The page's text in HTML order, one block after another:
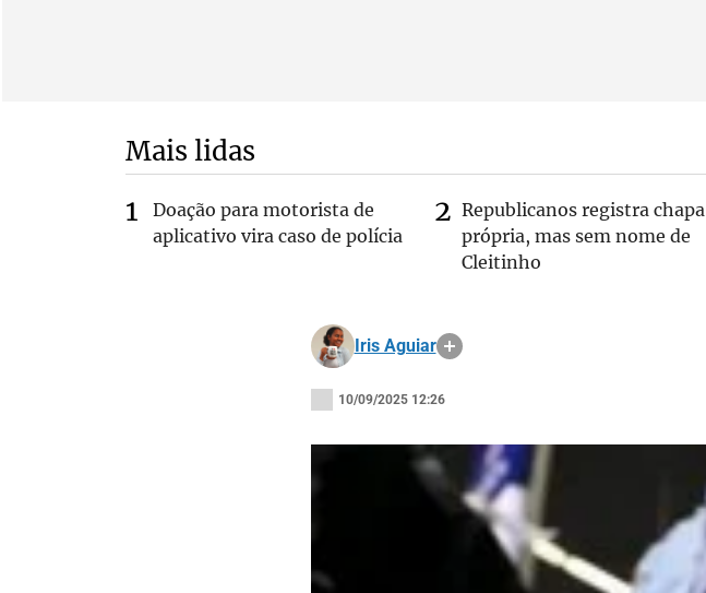
Mais lidas
Doação para motorista de
aplicativo vira caso de polícia
Republicanos registra chapa
própria, mas sem nome de
Cleitinho
Iris Aguiar
10/09/2025 12:26